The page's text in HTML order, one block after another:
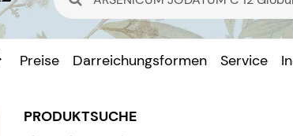
Preise Darreichungsformen Service
PRODUKTSUCHE